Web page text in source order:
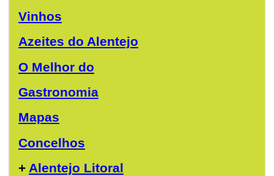
Vinhos
Azeites do Alentejo
O Melhor do
Gastronomia
Mapas
Concelhos
+ Alentejo Litoral